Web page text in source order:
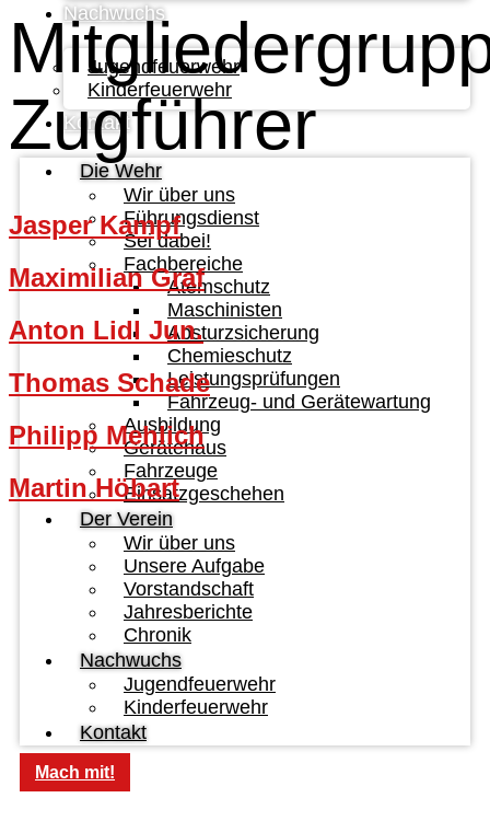
Nachwuchs
Jugendfeuerwehr
Kinderfeuerwehr
Kontakt
Die Wehr
Wir über uns
Führungsdienst
Sei dabei!
Fachbereiche
Atemschutz
Maschinisten
Absturzsicherung
Chemieschutz
Leistungsprüfungen
Fahrzeug- und Gerätewartung
Ausbildung
Gerätehaus
Fahrzeuge
Einsatzgeschehen
Der Verein
Wir über uns
Unsere Aufgabe
Vorstandschaft
Jahresberichte
Chronik
Nachwuchs
Jugendfeuerwehr
Kinderfeuerwehr
Kontakt
Mach mit!
Zugführer
Jasper Kampf
Maximilian Graf
Anton Lidl Jun.
Thomas Schade
Philipp Mehlich
Martin Höbart